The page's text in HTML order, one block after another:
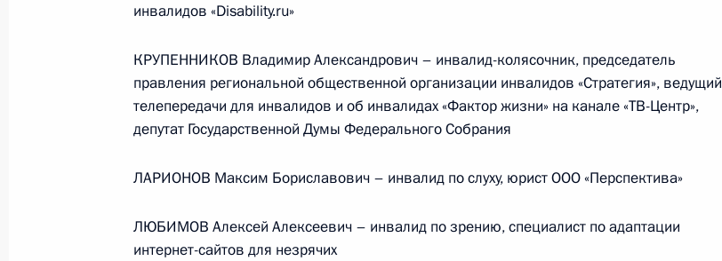
Администрация Президента России
Руслан Эдельгериев посетил
Мария Львова-Белова
область
инвалидов «Disability.ru»
КРУПЕННИКОВ Владимир Александрович – инвалид-колясочник, председатель
правления региональной общественной организации инвалидов «Стратегия», ведущий
телепередачи для инвалидов и об инвалидах «Фактор жизни» на канале «ТВ-Центр»,
депутат Государственной Думы Федерального Собрания
ЛАРИОНОВ Максим Бориславович – инвалид по слуху, юрист ООО «Перспектива»
ЛЮБИМОВ Алексей Алексеевич – инвалид по зрению, специалист по адаптации
интернет-сайтов для незрячих